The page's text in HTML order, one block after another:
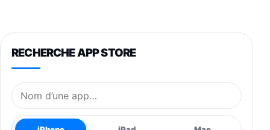
RECHERCHE APP STORE
Nom de l’application